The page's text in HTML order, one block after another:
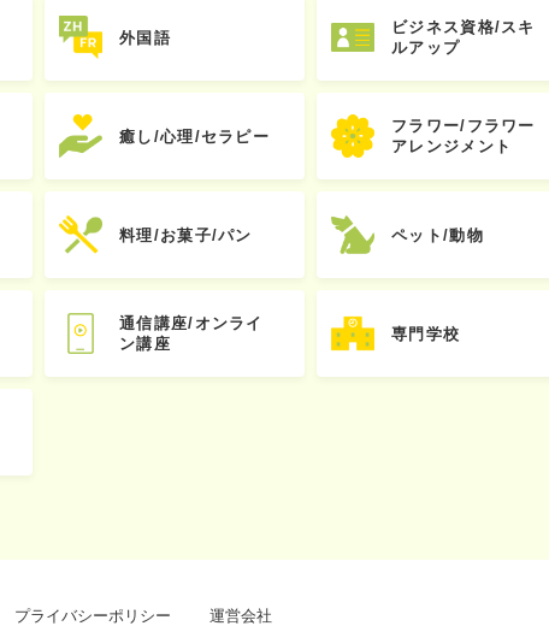
外国語
ビジネス資格/スキ
ルアップ
癒し/心理/セラピー
フラワー/フラワー
アレンジメント
料理/お菓子/パン ペット/動物
通信講座/オンライ
ン講座
専門学校
プライバシーポリシー 運営会社